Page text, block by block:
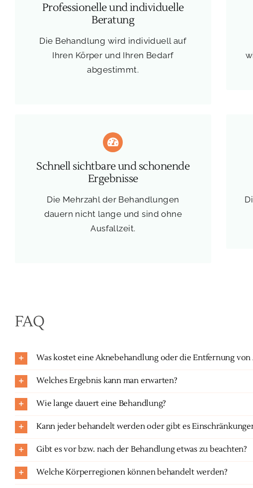
Professionelle und individuelle
Beratung
Die Behandlung wird individuell auf
Ihren Körper und Ihren Bedarf
abgestimmt.
Schnell sichtbare und schonende
Ergebnisse
Die Mehrzahl der Behandlungen
dauern nicht lange und sind ohne
Ausfallzeit.
FAQ
Was kostet eine Aknebehandlung oder die Entfernung von
Welches Ergebnis kann man erwarten?
Wie lange dauert eine Behandlung?
Kann jeder behandelt werden oder gibt es
Gibt es vor bzw. nach der Behandlung etwas zu beachten?
Welche Körperregionen können behandelt werden?